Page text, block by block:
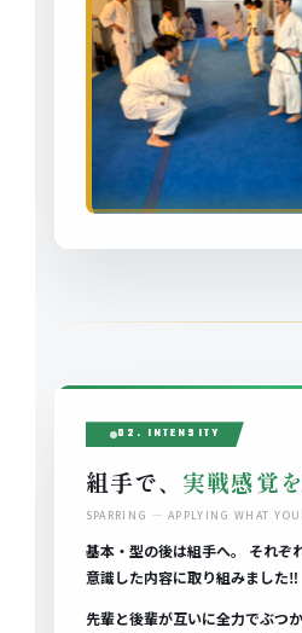
02. INTENSITY
組手で、 実戦感覚
SPARRING — APPLYING WHAT
基本・型の後は組手へ。 それぞ
意識した内容に取り組みました‼️
先輩と後輩が互いに全力でぶつ